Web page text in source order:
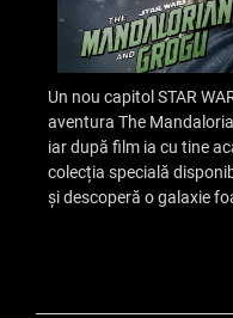
Un nou capitol STAR
aventura The
iar după film ia cu tine
colecția specială
și descoperă o galaxie